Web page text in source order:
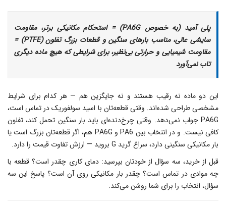
پلی آمید (به خصوص PA6G) = استحکام مکانیکی برتر، مقاومت
سایشی عالی، مناسب بارهای سنگین و قطعات بزرگ
تفلون (PTFE) =
مقاومت شیمیایی و حرارتی بی‌نظیر، برای شرایطی که هیچ ماده دیگری
تاب نمی‌آورد
این دو ماده نه رقیب هستند و نه جایگزین هم — هر کدام برای شرایط
مشخصی طراحی شده‌اند. وقتی قطعه‌تان با اسید سولفوریک در تماس است،
PA6G جواب نمی‌دهد. وقتی چرخ‌دنده‌ای باید بار سنگین تحمل کند، تفلون
کافی نیست. و در انتخاب بین PA6 و PA6G هم، اگر قطعه‌تان بزرگ است یا
بار مکانیکی سنگینی دارد، سراغ گرید G بروید — ارزش تفاوت قیمت را دارد.
قبل از خرید، سه سؤال از خودتان بپرسید: دمای کاری چقدر است؟ قطعه با
چه موادی در تماس است؟ چقدر بار مکانیکی روی آن است؟ پاسخ این سه
سؤال، انتخاب را برای شما روشن می‌کند.